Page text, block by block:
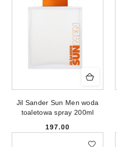
Jil Sander Sun Men woda
toaletowa spray 200ml
Cena:
197.00